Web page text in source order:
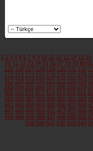
1 2 3 4 5 6 7 8 9 10 11 12 13 14 15 16
70 71 72 73 74 75 76 77 78 79 80 81
125 126 127 128 129 130 131 132
171 172 173 174 175 176 177 178
217 218 219 220 221 222 223 224
263 264 265 266 267 268 269 270
309 310 311 312 313 314 315 316
355 356 357 358 359 360 361 362
401 402 403 404 405 406 407 408
447 448 449 450 451 452 453 454
493 494 495 496 497 498 499 500
539 540 541 542 543 544